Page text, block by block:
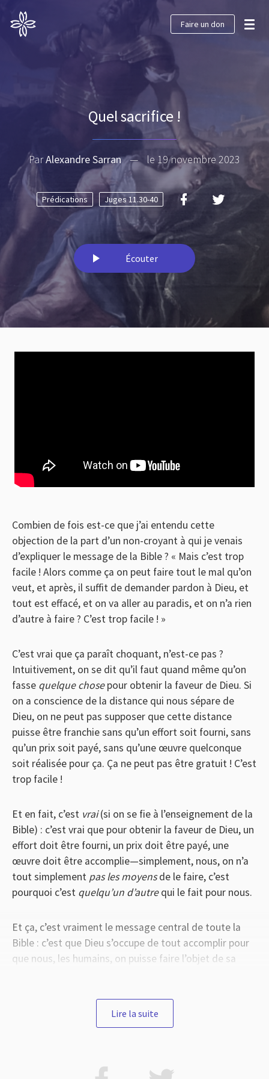
Faire un don
Quel sacrifice !
ParAlexandre Sarran — le 19 novembre 2023
Prédications Juges 11.30-40
Écouter
Combien de fois est-ce que j’ai entendu cette
objection de la part d’un non-croyant à qui je venais
d’expliquer le message de la Bible ? « Mais c’est trop
facile ! Alors comme ça on peut faire tout le mal qu’on
veut, et après, il suffit de demander pardon à Dieu, et
tout est effacé, et on va aller au paradis, et on n’a rien
d’autre à faire ? C’est trop facile ! »
C’est vrai que ça paraît choquant, n’est-ce pas ?
Intuitivement, on se dit qu’il faut quand même qu’on
fasse quelque chosepour obtenir la faveur de Dieu. Si
on a conscience de la distance qui nous sépare de
Dieu, on ne peut pas supposer que cette distance
puisse être franchie sans qu’un effort soit fourni, sans
qu’un prix soit payé, sans qu’une œuvre quelconque
soit réalisée pour ça. Ça ne peut pas être gratuit ! C’est
trop facile !
Et en fait, c’est vrai(si on se fie à l’enseignement de la
Bible) : c’est vrai que pour obtenir la faveur de Dieu, un
effort doit être fourni, un prix doit être payé, une
œuvre doit être accomplie—simplement, nous, on n’a
tout simplement pas les moyensde le faire, c’est
pourquoi c’est quelqu’un d’autrequi le fait pour nous.
Et ça, c’est vraiment le message central de toute la
Bible : c’est que Dieu s’occupe de tout accomplir pour
que nous, les humains, on puisse faire l’objet de sa
c’est gratuit pour nous, pas pour Dieu ! Ou
Lire la suite